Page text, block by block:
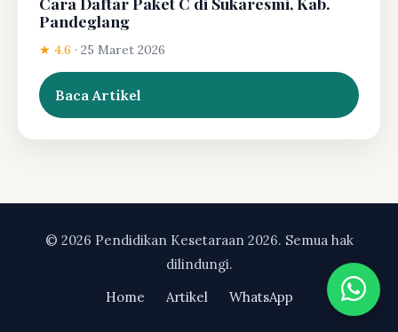
Pandeglang
★ 4.6 · 25 Maret 2026
Baca Artikel
© 2026 Pendidikan Kesetaraan 2026. Semua hak
dilindungi.
Home
Artikel WhatsApp